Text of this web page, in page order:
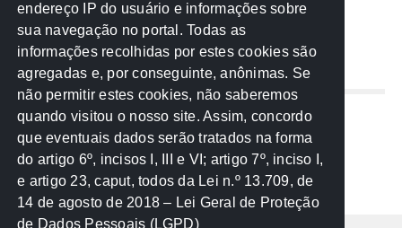
TCE-MT TCU TRE
REDE NOS ESTADOS
Mato Grosso do Sul
Paraná
Nacional
endereço IP do usuário e informações sobre
sua navegação no portal. Todas as
informações recolhidas por estes cookies são
agregadas e, por conseguinte, anônimas. Se
não permitir estes cookies, não saberemos
quando visitou o nosso site. Assim, concordo
que eventuais dados serão tratados na forma
do artigo 6º, incisos I, III e VI; artigo 7º, inciso I,
e artigo 23, caput, todos da Lei n.º 13.709, de
14 de agosto de 2018 – Lei Geral de Proteção
de Dados Pessoais (LGPD)